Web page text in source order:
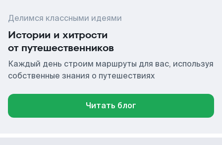
Делимся классными идеями
Истории и хитрости
от путешественников
Каждый день строим маршруты для вас, используя
собственные знания о путешествиях
Читать блог